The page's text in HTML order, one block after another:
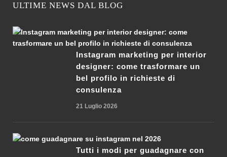
ULTIME NEWS DAL BLOG
Instagram marketing per interior
designer: come trasformare un
bel profilo in richieste di
consulenza
21 Luglio 2026
Tutti i modi per guadagnare con